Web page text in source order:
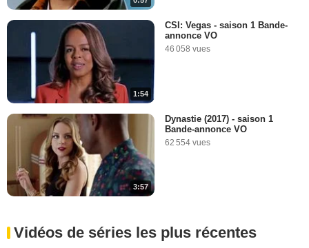
1:54
CSI: Vegas - saison 1 Bande-
annonce VO
46 058 vues
3:57
Dynastie (2017) - saison 1
Bande-annonce VO
62 554 vues
Vidéos de séries les plus récentes